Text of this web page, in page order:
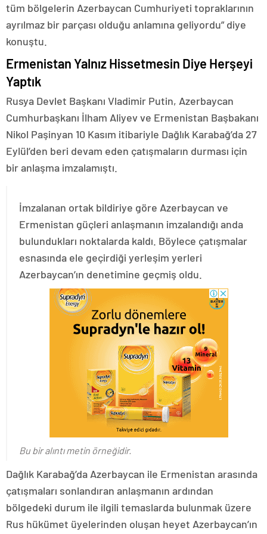
tüm bölgelerin Azerbaycan Cumhuriyeti topraklarının
ayrılmaz bir parçası olduğu anlamına geliyordu” diye
konuştu.
Ermenistan Yalnız Hissetmesin Diye Herşeyi
Yaptık
Rusya Devlet Başkanı Vladimir Putin, Azerbaycan
Cumhurbaşkanı İlham Aliyev ve Ermenistan Başbakanı
Nikol Paşinyan 10 Kasım itibariyle Dağlık Karabağ’da 27
Eylül’den beri devam eden çatışmaların durması için
bir anlaşma imzalamıştı.
İmzalanan ortak bildiriye göre Azerbaycan ve
Ermenistan güçleri anlaşmanın imzalandığı anda
bulundukları noktalarda kaldı. Böylece çatışmalar
esnasında ele geçirdiği yerleşim yerleri
Azerbaycan’ın denetimine geçmiş oldu.
Bu bir alıntı metin örneğidir.
Dağlık Karabağ’da Azerbaycan ile Ermenistan arasında
çatışmaları sonlandıran anlaşmanın ardından
bölgedeki durum ile ilgili temaslarda bulunmak üzere
Rus hükümet üyelerinden oluşan heyet Azerbaycan’ın